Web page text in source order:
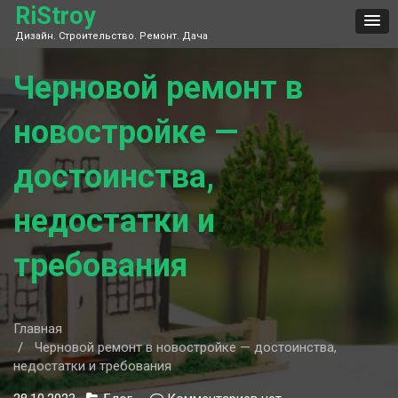
Skip
content
RiStroy
Дизайн. Строительство. Ремонт. Дача
Черновой ремонт в
новостройке —
достоинства,
недостатки и
требования
Главная
Черновой ремонт в новостройке — достоинства,
недостатки и требования